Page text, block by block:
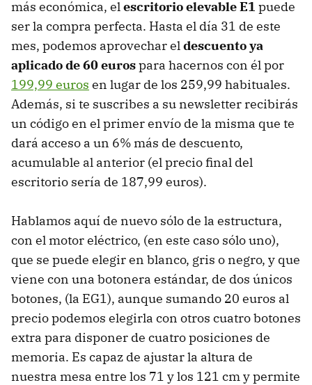
más económica, elescritorio elevable E1 puede
ser la compra perfecta. Hasta el día 31 de este
mes, podemos aprovechar eldescuento ya
aplicado de 60 eurospara hacernos con él por
199,99 euros en lugar de los 259,99 habituales.
Además, si te suscribes a su newsletter recibirás
un código en el primer envío de la misma que te
dará acceso a un 6% más de descuento,
acumulable al anterior (el precio final del
escritorio sería de 187,99 euros).
Hablamos aquí de nuevo sólo de la estructura,
con el motor eléctrico, (en este caso sólo uno),
que se puede elegir en blanco, gris o negro, y que
viene con una botonera estándar, de dos únicos
botones, (la EG1), aunque sumando 20 euros al
precio podemos elegirla con otros cuatro botones
extra para disponer de cuatro posiciones de
memoria. Es capaz de ajustar la altura de
nuestra mesa entre los 71 y los 121 cm y permite